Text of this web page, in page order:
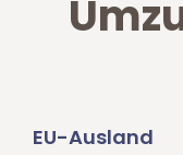
EU-Ausland